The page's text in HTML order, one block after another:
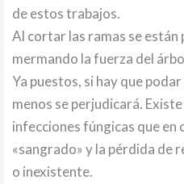
de estos trabajos.
Al cortar las ramas se
mermando la fuerza del
Ya puestos, si hay que
menos se perjudicará.
infecciones fúngicas que en
«sangrado» y la pérdida de
o inexistente.